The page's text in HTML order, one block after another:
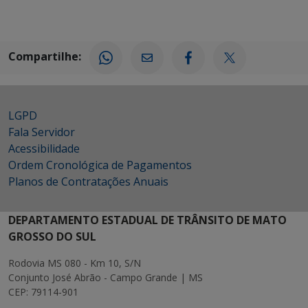
Compartilhe:
LGPD
Fala Servidor
Acessibilidade
Ordem Cronológica de Pagamentos
Planos de Contratações Anuais
DEPARTAMENTO ESTADUAL DE TRÂNSITO DE MATO
GROSSO DO SUL
Rodovia MS 080 - Km 10, S/N
Conjunto José Abrão - Campo Grande | MS
CEP: 79114-901